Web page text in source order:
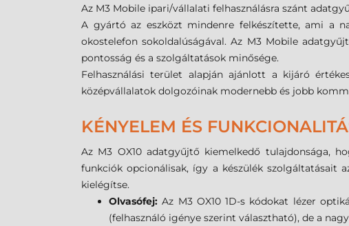
Az M3 Mobile ipari/vállalati felhasználásra szánt
A gyártó az eszközt mindenre felkészítette, ami a
okostelefon sokoldalúságával. Az M3 Mobile
pontosság és a szolgáltatások minősége.
Felhasználási terület alapján ajánlott a kijáró
középvállalatok dolgozóinak modernebb és jobb
KÉNYELEM ÉS
Az M3 OX10adatgyűjtő kiemelkedő tulajdonsága,
funkciók opcionálisak, így a készülék szolgáltatásait
kielégítse.
Olvasófej:Az M3 OX101D-s kódokat lézer
(felhasználó igénye szerint választható), de a